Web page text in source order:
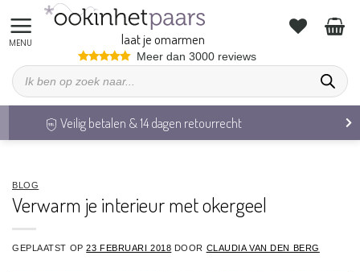
naar
inhoud
laat je omarmen
Meer dan 3000 reviews
Producten
zoeken
Veilig betalen & 14 dagen retourrecht
BLOG
Verwarm je interieur met okergeel
GEPLAATST OP23 FEBRUARI 2018 DOOR CLAUDIA VAN DEN BERG